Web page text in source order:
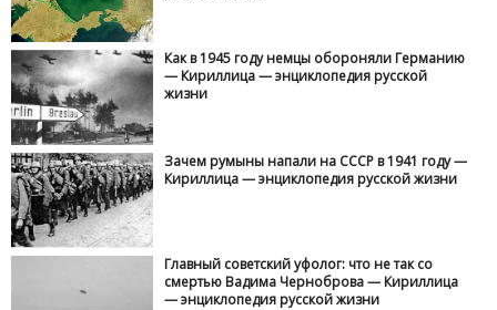
Как в 1945 году немцы обороняли Германию
— Кириллица — энциклопедия русской
жизни
Зачем румыны напали на СССР в 1941 году —
Кириллица — энциклопедия русской жизни
Главный советский уфолог: что не так со
смертью Вадима Черноброва — Кириллица
— энциклопедия русской жизни